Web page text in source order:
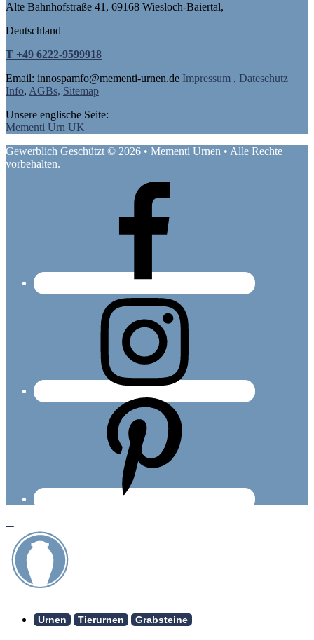
Alte Bahnhofstraße 41, 69168 Wiesloch-Baiertal,
Deutschland
T +49 6222-9599918
Email: innospamfo@mementi-urnen.de Impressum , Dateschutz
Info, AGBs, Sitemap
Unsere englische Seite:
Mementi Urn UK
Gewerblich Geschützt © 2026 • Mementi Urnen • Alle Rechte
vorbehalten.
Urnen Tierurnen Grabsteine